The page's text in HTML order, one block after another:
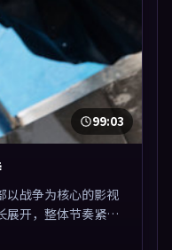
99:03
战争为核心的影视
展开，整体节奏紧